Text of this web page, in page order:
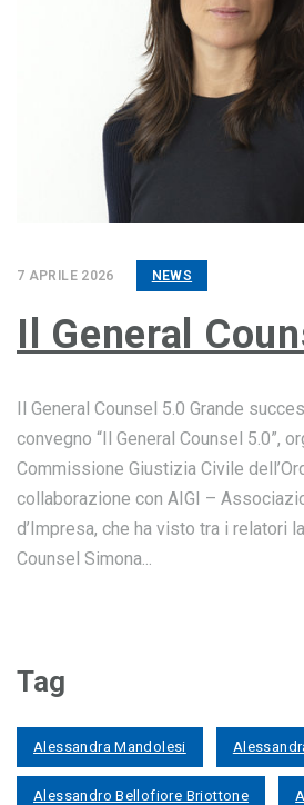
7 APRILE 2026 NEWS
Il General
Il General Counsel 5.0 Grande
convegno “Il General Counsel 5.0”,
Commissione Giustizia Civile
collaborazione con AIGI –
d’Impresa, che ha visto tra i relatori
Counsel Simona...
Tag
Alessandra Mandolesi
Alessandro Bellofiore Briottone